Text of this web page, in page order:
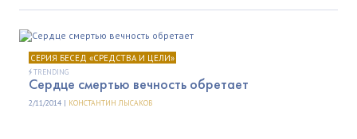
СЕРИЯ БЕСЕД «СРЕДСТВА И ЦЕЛИ»
TRENDING
Сердце смертью вечность обретает
2/11/2014 | КОНСТАНТИН ЛЫСАКОВ